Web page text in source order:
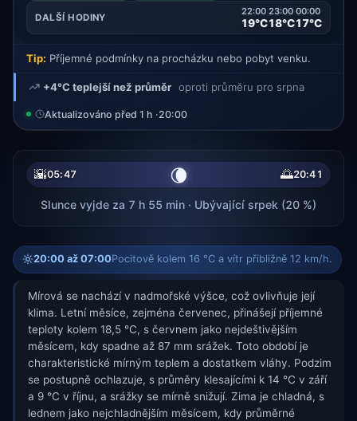
DALŠÍ HODINY
22:00
19°C
23:00
18°C
00:00
17°C
Tip: Příjemné podmínky na procházku nebo pobyt venku.
+4°C teplejší než průměr oproti průměru pro srpna
Aktualizováno před 1 h ·20:00
🌇05:47 🌘 🌅20:41
Slunce vyjde za 7 h 55 min · Ubývající srpek (20 %)
20:00 až 07:00Pocitově kolem 16 °C a vítr přibližně 12 km/h.
Mírová se nachází v nadmořské výšce, což ovlivňuje její
klima. Letní měsíce, zejména červenec, přinášejí příjemné
teploty kolem 18,5 °C, s červnem jako nejdeštivějším
měsícem, kdy spadne až 87 mm srážek. Toto období je
charakteristické mírným teplem a dostatkem vláhy. Podzim
se postupně ochlazuje, s průměry klesajícími k 14 °C v září
a 9 °C v říjnu, a srážky se mírně snižují. Zima je chladná, s
lednem jako nejchladnějším měsícem, kdy průměrné